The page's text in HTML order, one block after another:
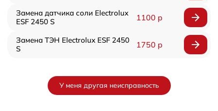
Замена датчика соли Electrolux
ESF 2450 S
1100 р
Замена ТЭН Electrolux ESF 2450
S
1750 р
У меня другая неисправность